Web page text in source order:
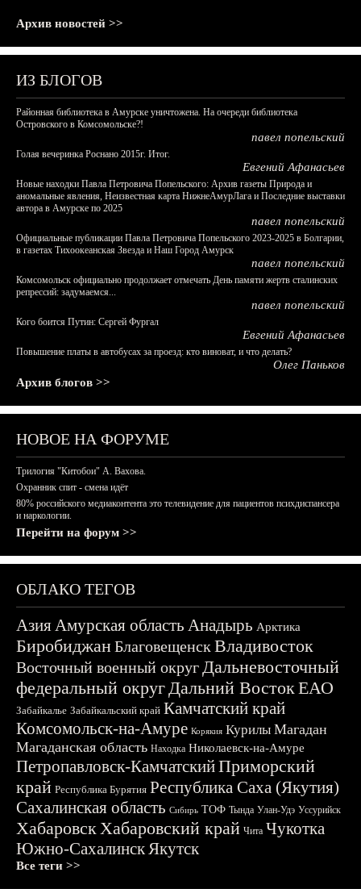
Архив новостей >>
ИЗ БЛОГОВ
Районная библиотека в Амурске уничтожена. На очереди библиотека
Островского в Комсомольске?!
павел попельский
Голая вечеринка Роснано 2015г. Итог.
Евгений Афанасьев
Новые находки Павла Петровича Попельского: Архив газеты Природа и
аномальные явления, Неизвестная карта НижнеАмурЛага и Последние выставки
автора в Амурске по 2025
павел попельский
Официальные публикации Павла Петровича Попельского 2023-2025 в Болгарии,
в газетах Тихоокеанская Звезда и Наш Город Амурск
павел попельский
Комсомольск официально продолжает отмечать День памяти жертв сталинских
репрессий: задумаемся...
павел попельский
Кого боится Путин: Сергей Фургал
Евгений Афанасьев
Повышение платы в автобусах за проезд: кто виноват, и что делать?
Олег Паньков
Архив блогов >>
НОВОЕ НА ФОРУМЕ
Трилогия "Китобои" А. Вахова.
Охранник спит - смена идёт
80% российского медиаконтента это телевидение для пациентов психдиспансера
и наркологии.
Перейти на форум >>
ОБЛАКО ТЕГОВ
АзияАмурская область Анадырь Арктика
БиробиджанБлаговещенскВладивосток
Восточный военный округДальневосточный
федеральный округДальний ВостокЕАО
Забайкалье Забайкальский край Камчатский край
Комсомольск-на-Амуре Корякия Курилы Магадан
Магаданская область Находка Николаевск-на-Амуре
Петропавловск-КамчатскийПриморский
край Республика Бурятия Республика Саха (Якутия)
Сахалинская область Сибирь ТОФ Тында Улан-Удэ Уссурийск
ХабаровскХабаровский край Чита Чукотка
Южно-СахалинскЯкутск
Все теги >>